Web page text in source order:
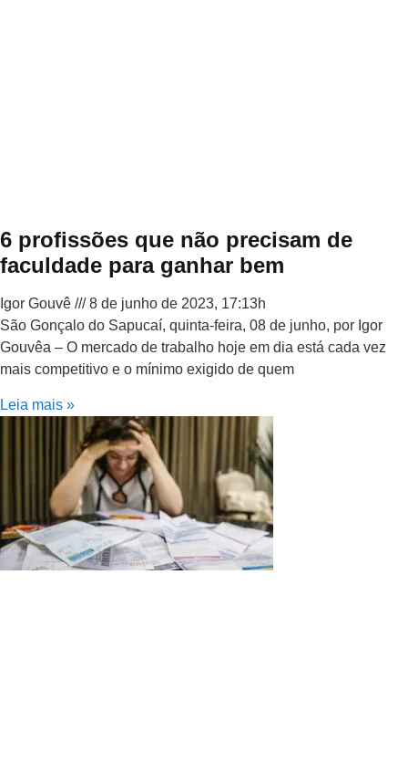
6 profissões que não precisam de
faculdade para ganhar bem
Igor Gouvê
8 de junho de 2023, 17:13h
São Gonçalo do Sapucaí, quinta-feira, 08 de junho, por Igor
Gouvêa – O mercado de trabalho hoje em dia está cada vez
mais competitivo e o mínimo exigido de quem
Leia mais »